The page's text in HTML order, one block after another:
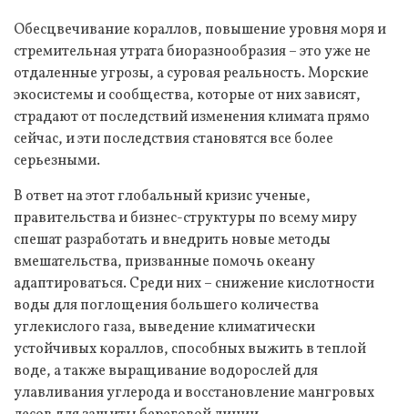
Обесцвечивание кораллов, повышение уровня моря и
стремительная утрата биоразнообразия – это уже не
отдаленные угрозы, а суровая реальность. Морские
экосистемы и сообщества, которые от них зависят,
страдают от последствий изменения климата прямо
сейчас, и эти последствия становятся все более
серьезными.
В ответ на этот глобальный кризис ученые,
правительства и бизнес-структуры по всему миру
спешат разработать и внедрить новые методы
вмешательства, призванные помочь океану
адаптироваться. Среди них – снижение кислотности
воды для поглощения большего количества
углекислого газа, выведение климатически
устойчивых кораллов, способных выжить в теплой
воде, а также выращивание водорослей для
улавливания углерода и восстановление мангровых